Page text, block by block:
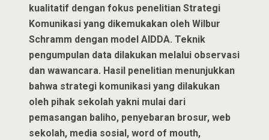
kualitatif dengan fokus penelitian Strategi
Komunikasi yang dikemukakan oleh Wilbur
Schramm dengan model AIDDA. Teknik
pengumpulan data dilakukan melalui observasi
dan wawancara. Hasil penelitian menunjukkan
bahwa strategi komunikasi yang dilakukan
oleh pihak sekolah yakni mulai dari
pemasangan baliho, penyebaran brosur, web
sekolah, media sosial, word of mouth,